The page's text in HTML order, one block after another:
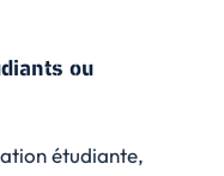
ou
étudiante,